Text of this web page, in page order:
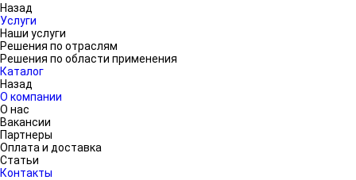
Назад
Услуги
Наши услуги
Решения по отраслям
Решения по области применения
Каталог
Назад
О компании
О нас
Вакансии
Партнеры
Оплата и доставка
Статьи
Контакты